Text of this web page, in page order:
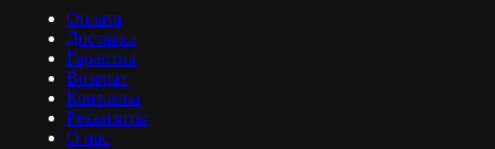
Оплата
Доставка
Гарантия
Возврат
Контакты
Реквизиты
О нас